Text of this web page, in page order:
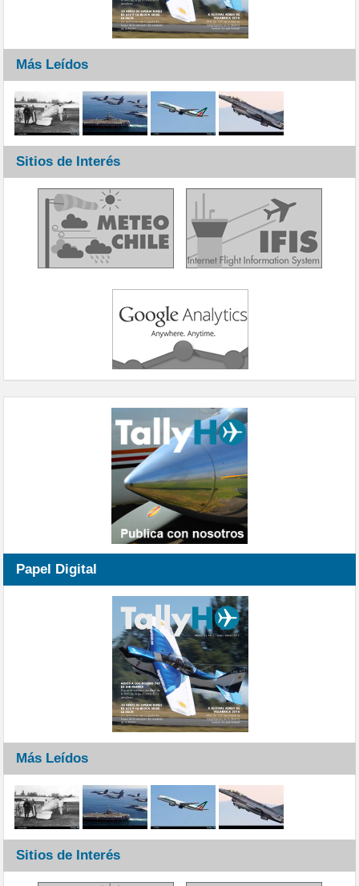
Más Leídos
Sitios de Interés
Papel Digital
Más Leídos
Sitios de Interés